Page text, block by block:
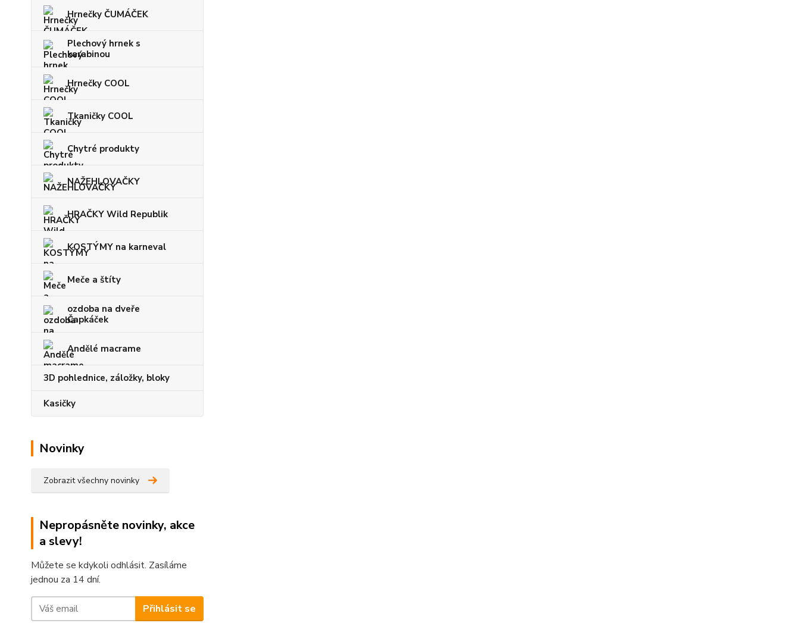
Hrnečky ČUMÁČEK
Plechový hrnek s
karabinou
Hrnečky COOL
Tkaničky COOL
Chytré produkty
NAŽEHLOVAČKY
HRAČKY Wild Republik
KOSTÝMY na karneval
Meče a štíty
ozdoba na dveře
Čapkáček
Andělé macrame
3D pohlednice, záložky, bloky
Kasičky
Novinky
Zobrazit všechny novinky
Nepropásněte novinky, akce
a slevy!
Můžete se kdykoli odhlásit. Zasíláme
jednou za 14 dní.
Přihlásit se